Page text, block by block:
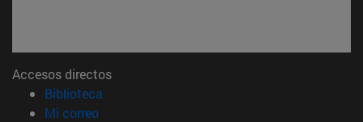
Accesos directos
Biblioteca
Mi correo(abre en nueva ventana)